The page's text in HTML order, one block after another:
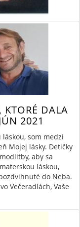
BUZZINI IN
Trávila čas s
lekciu: PRIJAŤ;
PRIATEĽSKEJ
Rosou.
boh
anjeli
sloboda
pio
zábava
plameň lásky
civilizácia
trojice
nemám čas sa
jozef
KTORÉ DALA
2021
som medzi
Mojej lásky. Detičky
aby sa
láskou,
do Neba.
Večeradlách, Vaše